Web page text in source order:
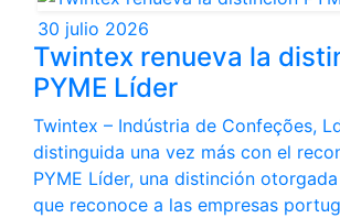
30 julio 2026
Twintex renueva la
PYME Líder
Twintex – Indústria de Confeções,
distinguida una vez más con el
PYME Líder, una distinción
que reconoce a las empresas